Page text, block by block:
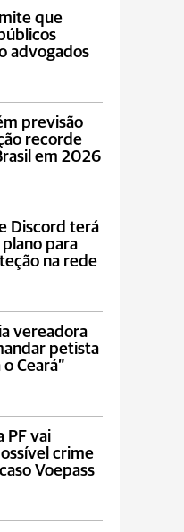
que
advogados
previsão
recorde
em 2026
Discord terá
para
na rede
vereadora
petista
Ceará”
PF vai
crime
Voepass